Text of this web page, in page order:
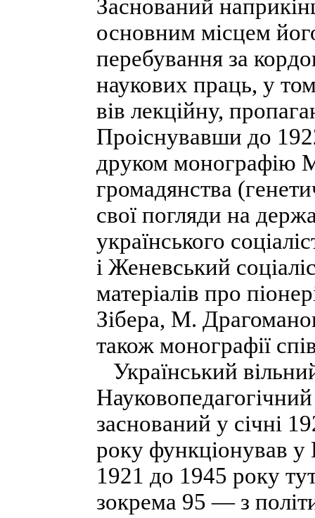
Заснований
основним місцем
перебування за
наукових праць, у
вів лекційну,
Проіснувавши до
друком монографію
громадянства
свої погляди на
українського
і Женевський
матеріалів про
Зібера, М.
також монографії
Український
заснований у січні
року функціонував
1921 до 1945 року
зокрема 95 — з